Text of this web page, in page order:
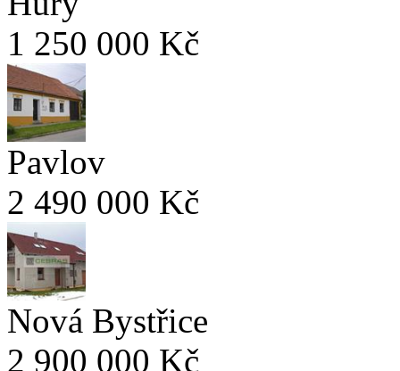
1 250 000 Kč
Pavlov
2 490 000 Kč
Nová Bystřice
2 900 000 Kč